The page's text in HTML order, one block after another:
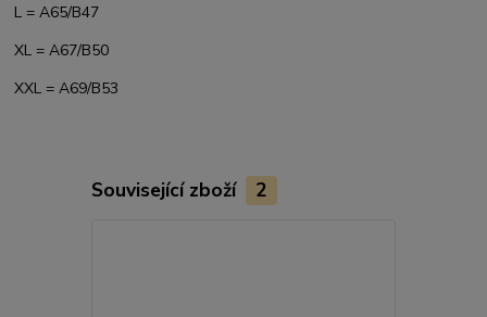
L = A65/B47
XL = A67/B50
XXL = A69/B53
Související zboží 2